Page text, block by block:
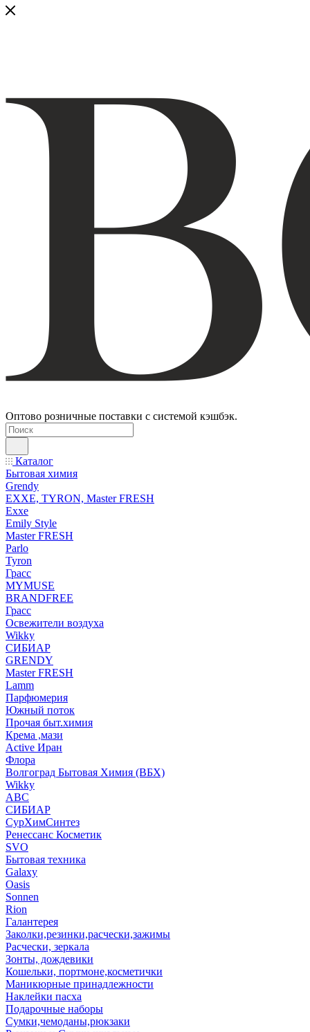
Оптово розничные поставки с системой кэшбэк.
Каталог
Бытовая химия
Grendy
EXXE, TYRON, Master FRESH
Exxe
Emily Style
Master FRESH
Parlo
Tyron
Грасс
MYMUSE
BRANDFREE
Грасс
Освежители воздуха
Wikky
СИБИАР
GRENDY
Master FRESH
Lamm
Парфюмерия
Южный поток
Прочая быт.химия
Крема ,мази
Аctive Иран
Флора
Волгоград Бытовая Химия (ВБХ)
Wikky
АВС
СИБИАР
СурХимСинтез
Ренессанс Косметик
SVO
Бытовая техника
Galaxy
Oasis
Sonnen
Rion
Галантерея
Заколки,резинки,расчески,зажимы
Расчески, зеркала
Зонты, дождевики
Кошельки, портмоне,косметички
Маникюрные принадлежности
Наклейки пасха
Подарочные наборы
Сумки,чемоданы,рюкзаки